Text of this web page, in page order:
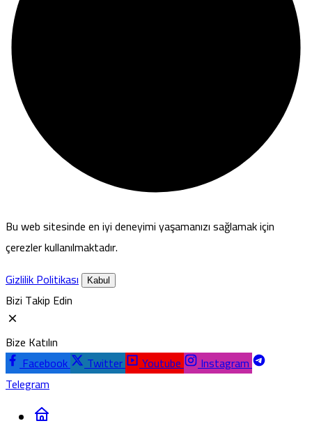
Bu web sitesinde en iyi deneyimi yaşamanızı sağlamak için
çerezler kullanılmaktadır.
Gizlilik Politikası
Kabul
Bizi Takip Edin
Bize Katılın
Facebook
Twitter Youtube
Instagram
Telegram